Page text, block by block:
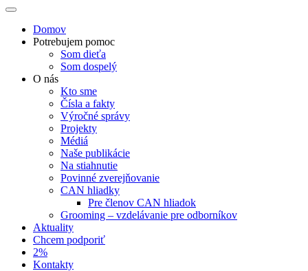
Domov
Potrebujem pomoc
Som dieťa
Som dospelý
O nás
Kto sme
Čísla a fakty
Výročné správy
Projekty
Médiá
Naše publikácie
Na stiahnutie
Povinné zverejňovanie
CAN hliadky
Pre členov CAN hliadok
Grooming – vzdelávanie pre odborníkov
Aktuality
Chcem podporiť
2%
Kontakty